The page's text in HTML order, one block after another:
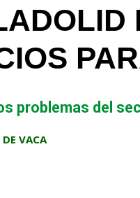
problemas del
VACA